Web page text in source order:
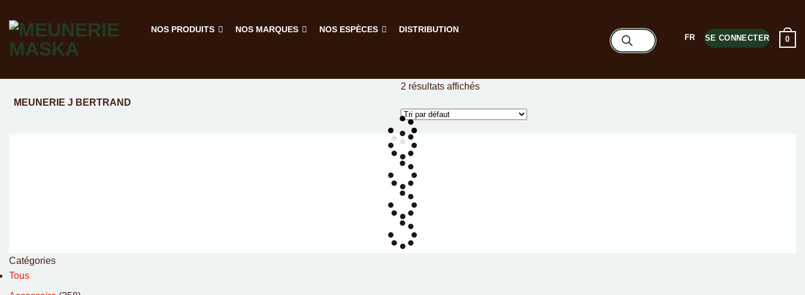
au
contenu
NOS PRODUITS NOS MARQUES NOS ESPÈCES DISTRIBUTION
Recherche
de
produits
FR SE CONNECTER 0
MEUNERIE J BERTRAND
2 résultats affichés
Catégories
Tous